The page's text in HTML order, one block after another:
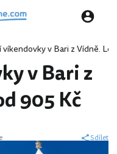
víkendovky v Bari z Vídně.
v Bari z
905 Kč
Sdílet